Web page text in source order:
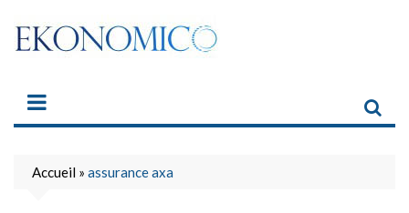
content
Accueil » assurance axa